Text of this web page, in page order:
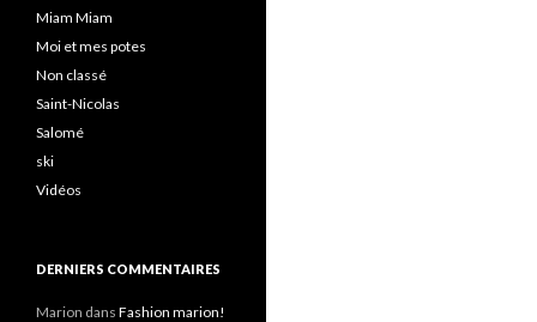
Miam Miam
Moi et mes potes
Non classé
Saint-Nicolas
Salomé
ski
Vidéos
DERNIERS COMMENTAIRES
Marion dans Fashion marion!